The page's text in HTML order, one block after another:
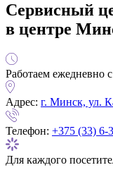
Сервисный
в центре
Работаем ежедневно
Адрес: г. Минск, ул.
Телефон: +375 (33) 6-
Для каждого